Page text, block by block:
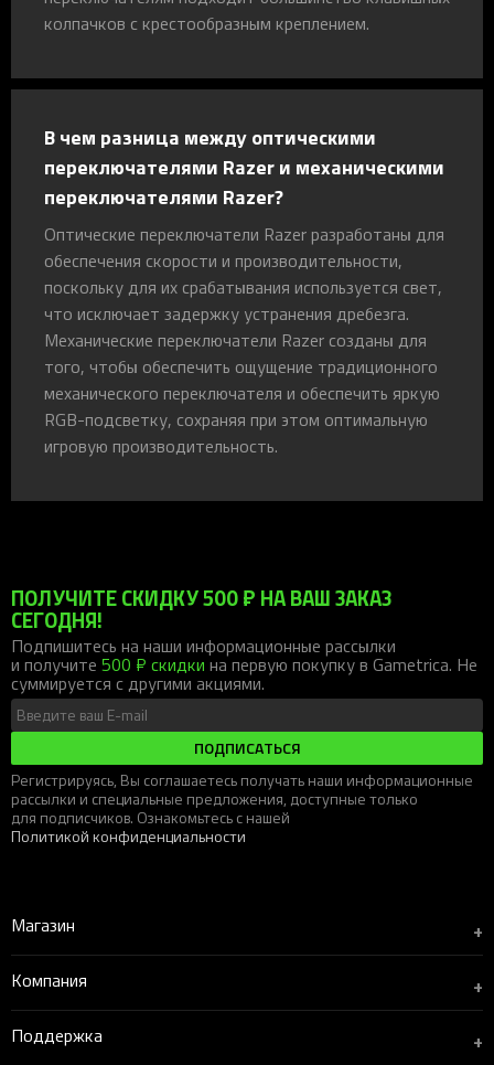
колпачков с крестообразным креплением.
В чем разница между оптическими
переключателями Razer и механическими
переключателями Razer?
Оптические переключатели Razer разработаны для
обеспечения скорости и производительности,
поскольку для их срабатывания используется свет,
что исключает задержку устранения дребезга.
Механические переключатели Razer созданы для
того, чтобы обеспечить ощущение традиционного
механического переключателя и обеспечить яркую
RGB-подсветку, сохраняя при этом оптимальную
игровую производительность.
ПОЛУЧИТЕ СКИДКУ 500 ₽ НА ВАШ ЗАКАЗ
СЕГОДНЯ!
Подпишитесь на наши информационные рассылки
и получите 500 ₽ скидки на первую покупку в Gametrica. Не
суммируется с другими акциями.
ПОДПИСАТЬСЯ
Регистрируясь, Вы соглашаетесь получать наши информационные
рассылки и специальные предложения, доступные только
для подписчиков. Ознакомьтесь с нашей
Политикой конфиденциальности
Магазин +
Компания +
Поддержка +